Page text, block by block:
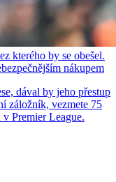
kterého by se obešel.
nákupem
dával by jeho přestup
záložník, vezmete 75
Premier League.